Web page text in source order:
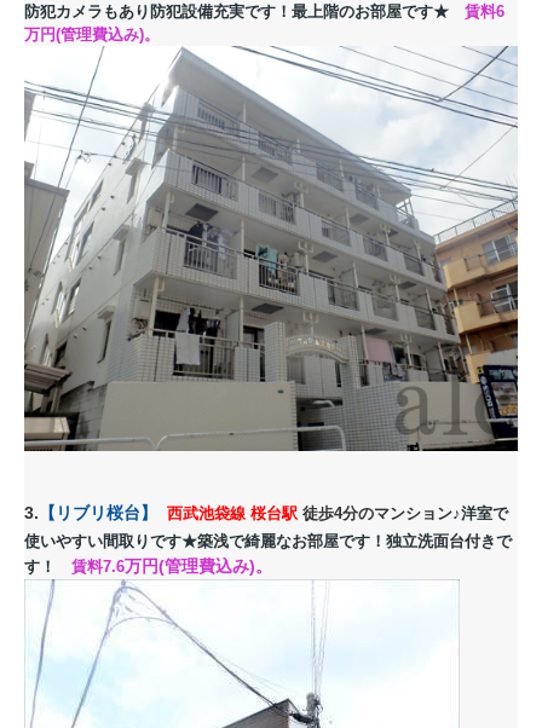
防犯カメラもあり防犯設備充実です！最上階のお部屋です★ 賃料6
万円(管理費込み)。
3. 【 リブリ桜台】 西武池袋線 桜台駅 徒歩4分のマンション♪洋室で
使いやすい間取りです★築浅で綺麗なお部屋です！独立洗面台付きで
す！ 賃料7.6万円(管理費込み)。